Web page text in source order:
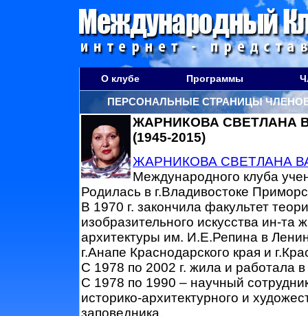
О клубе Программы
ПЕРСОНАЛЬНЫЕ СТРАНИЦЫ
ЖАРНИКОВА СВЕТЛАНА
(1945-2015)
ЖАРНИКОВА СВЕТЛАНА
Международного клуба
Родилась в г.Владивостоке
В 1970 г. закончила факультет
изобразительного искусства ин-та
архитектуры им. И.Е.Репина в
г.Анапе Краснодарского края и
С 1978 по 2002 г. жила и работала в
С 1978 по 1990 – научный
историко-архитектурного и
заповедника.